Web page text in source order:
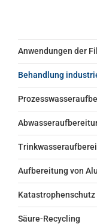
Anwendungen der
Behandlung
Aufbereitung von
Säure-Recycling